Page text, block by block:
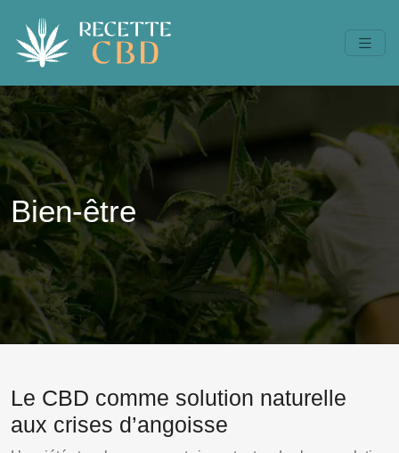
Bien-être
Le CBD comme solution naturelle
aux crises d’angoisse